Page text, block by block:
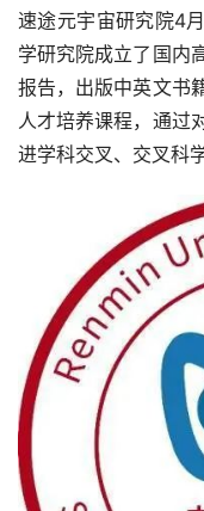
速途元宇宙研究院4
学研究院成立了国内
报告，出版中英文书
人才培养课程，通过
进学科交叉、交叉科